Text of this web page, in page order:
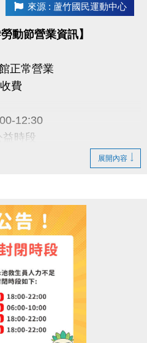
來源 : 蘆竹國民運動中心
動節營業資訊】
正常營業
費
12:30
時段
:
zh_TW/news/pageID/1/
中心
展開內容